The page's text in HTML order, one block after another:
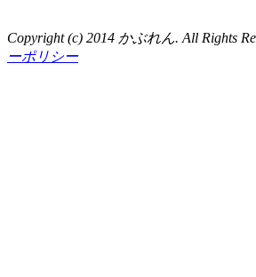
Copyright (c) 2014 かぶれん. All Rights
ーポリシー